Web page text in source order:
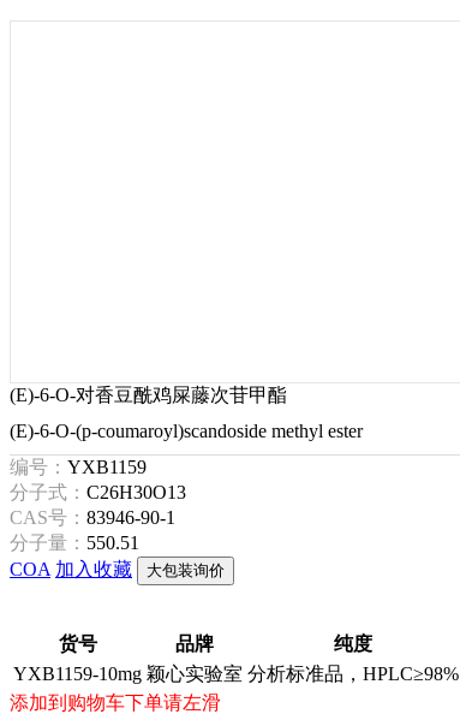
(E)-6-O-对香豆酰鸡屎藤次苷甲酯
(E)-6-O-(p-coumaroyl)scandoside methyl ester
编号： YXB1159
分子式： C26H30O13
CAS号： 83946-90-1
分子量： 550.51
COA 加入收藏 大包装询价
货号 品牌 纯度
YXB1159-10mg 颖心实验室 分析标准品，HPLC≥98%
添加到购物车下单请左滑